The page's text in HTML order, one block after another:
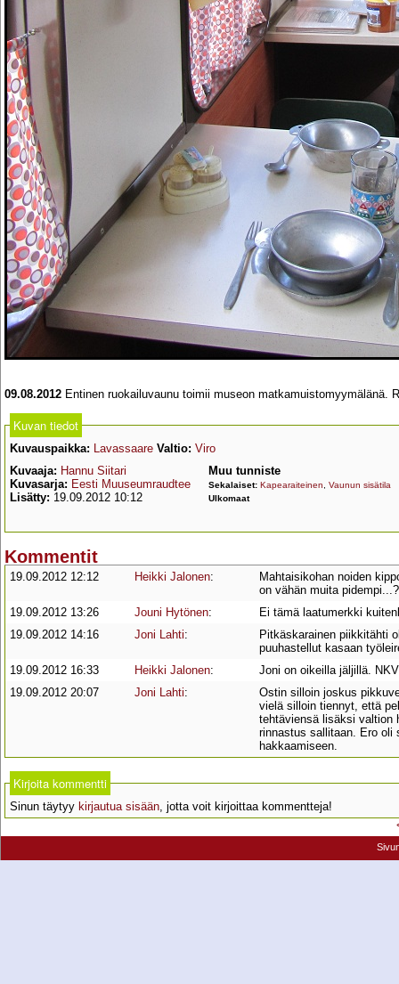
09.08.2012 Entinen ruokailuvaunu toimii museon matkamuistomyymälänä.
Kuvan tiedot
Kuvauspaikka: Lavassaare Valtio: Viro
Kuvaaja: Hannu Siitari
Kuvasarja: Eesti Muuseumraudtee
Lisätty: 19.09.2012 10:12
Muu tunniste
Sekalaiset: Kapearaiteinen
Vaunun sisätila
Ulkomaat
Kommentit
19.09.2012 12:12 Heikki Jalonen:
Mahtaisikohan noiden
on vähän muita pidempi...?
19.09.2012 13:26
Jouni Hytönen:
Ei tämä laatumerkki
19.09.2012 14:16
Joni Lahti:
Pitkäskarainen piikkitähti
puuhastellut kasaan
19.09.2012 16:33
Heikki Jalonen:
Joni on oikeilla jäljillä.
19.09.2012 20:07
Joni Lahti:
Ostin silloin joskus
vielä silloin tiennyt, että
tehtäviensä lisäksi valtion
rinnastus sallitaan. Ero oli
hakkaamiseen.
Kirjoita kommentti
Sinun täytyy kirjautua sisään, jotta voit kirjoittaa kommentteja!